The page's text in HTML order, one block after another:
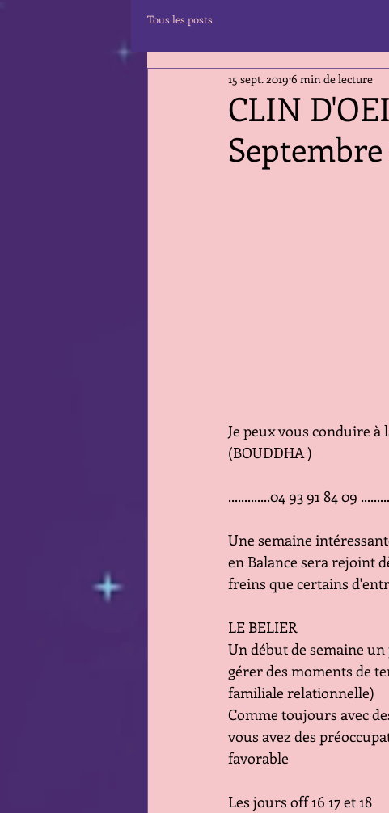
Tous les posts
CLIN
Septembre
15 sept. 2019 6 min de lecture
Je peux vous conduire à
(BOUDDHA )
.............04 93 91 84 09
Une semaine
en Balance sera rejoint
freins que certains
LE BELIER
Un début de semaine
gérer des moments de
familiale relationnelle)
Comme toujours avec
vous avez des
favorable
Les jours off 16 17 et 18